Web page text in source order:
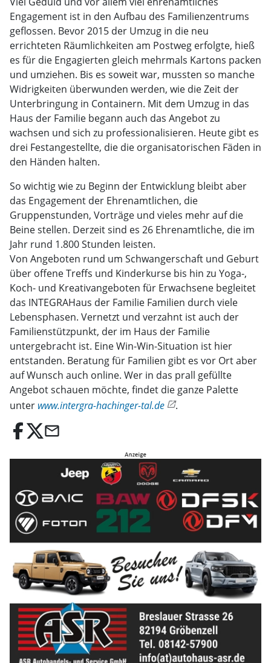
Engagement ist in den Aufbau des Familienzentrums
geflossen. Bevor 2015 der Umzug in die neu
errichteten Räumlichkeiten am Postweg erfolgte, hieß
es für die Engagierten gleich mehrmals Kartons packen
und umziehen. Bis es soweit war, mussten so manche
Widrigkeiten überwunden werden, wie die Zeit der
Unterbringung in Containern. Mit dem Umzug in das
Haus der Familie begann auch das Angebot zu
wachsen und sich zu professionalisieren. Heute gibt es
drei Festangestellte, die die organisatorischen Fäden in
den Händen halten.
So wichtig wie zu Beginn der Entwicklung bleibt aber
das Engagement der Ehrenamtlichen, die
Gruppenstunden, Vorträge und vieles mehr auf die
Beine stellen. Derzeit sind es 26 Ehrenamtliche, die im
Jahr rund 1.800 Stunden leisten.
Von Angeboten rund um Schwangerschaft und Geburt
über offene Treffs und Kinderkurse bis hin zu Yoga-,
Koch- und Kreativangeboten für Erwachsene begleitet
das INTEGRAHaus der Familie Familien durch viele
Lebensphasen. Vernetzt und verzahnt ist auch der
Familienstützpunkt, der im Haus der Familie
untergebracht ist. Eine Win-Win-Situation ist hier
entstanden. Beratung für Familien gibt es vor Ort aber
auf Wunsch auch online. Wer in das prall gefüllte
Angebot schauen möchte, findet die ganze Palette
unter www.intergra-hachinger-tal.de .
email